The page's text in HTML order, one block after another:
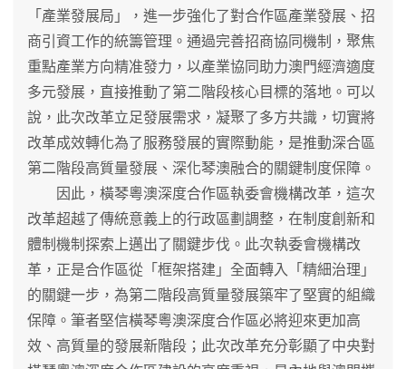
「產業發展局」，進一步強化了對合作區產業發展、招
商引資工作的統籌管理。通過完善招商協同機制，聚焦
重點產業方向精准發力，以產業協同助力澳門經濟適度
多元發展，直接推動了第二階段核心目標的落地。可以
說，此次改革立足發展需求，凝聚了多方共識，切實將
改革成效轉化為了服務發展的實際動能，是推動深合區
第二階段高質量發展、深化琴澳融合的關鍵制度保障。
因此，橫琴粵澳深度合作區執委會機構改革，這次
改革超越了傳統意義上的行政區劃調整，在制度創新和
體制機制探索上邁出了關鍵步伐。此次執委會機構改
革，正是合作區從「框架搭建」全面轉入「精細治理」
的關鍵一步，為第二階段高質量發展築牢了堅實的組織
保障。筆者堅信橫琴粵澳深度合作區必將迎來更加高
效、高質量的發展新階段；此次改革充分彰顯了中央對